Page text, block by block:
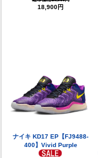
18,900円
ナイキ KD17 EP【FJ9488-
400】Vivid Purple